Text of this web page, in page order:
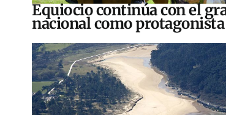
Equiocio continúa con el
nacional como protagonista